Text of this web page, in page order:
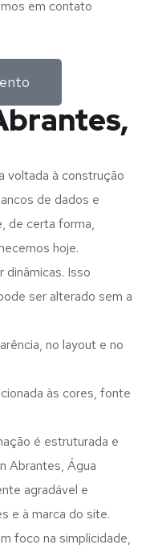
em contato
voltada à construção
de dados e
de certa forma,
hoje.
dinâmicas. Isso
ser alterado sem a
no layout e no
às cores, fonte
é estruturada e
Abrantes, Água
agradável e
e à marca do site.
foco na simplicidade,